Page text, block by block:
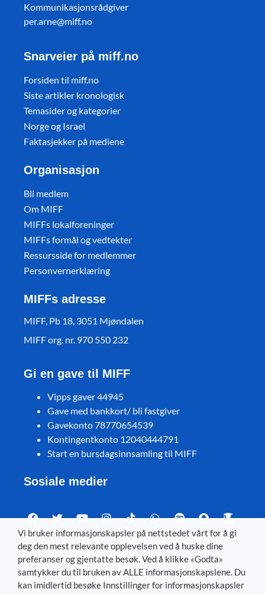
Kommunikasjonsrådgiver
per.arne@miff.no
Snarveier på miff.no
Forsiden til miff.no
Siste artikler kronologisk
Temasider og kategorier
Norge og Israel
Faktasjekker på mediene
Organisasjon
Bli medlem
Om MIFF
MIFFs lokalforeninger
MIFFs formål og vedtekter
Ressursside for medlemmer
Personvernerklæring
MIFFs adresse
MIFF, Pb 18, 3051 Mjøndalen
MIFF org. nr. 970 550 232
Gi en gave til MIFF
Vipps gaver 44945
Gave med bankkort/ bli fastgiver
Gavekonto 78770654539
Kontingentkonto 12040444791
Start en bursdagsinnsamling til MIFF
Sosiale medier
Visit MIFF in other languages
Svenska– Dansk–Deutsch–Íslenska–English
Vi bruker informasjonskapsler på nettstedet vårt for å gi
deg den mest relevante opplevelsen ved å huske dine
preferanser og gjentatte besøk. Ved å klikke «Godta»
samtykker du til bruken av ALLE informasjonskapslene. Du
kan imidlertid besøke Innstillinger for informasjonskapsler